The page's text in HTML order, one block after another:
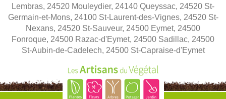
Lembras, 24520 Mouleydier, 24140 Queyssac, 24520 St-
Germain-et-Mons, 24100 St-Laurent-des-Vignes, 24520 St-
Nexans, 24520 St-Sauveur, 24500 Eymet, 24500
Fonroque, 24500 Razac-d'Eymet, 24500 Sadillac, 24500
St-Aubin-de-Cadelech, 24500 St-Capraise-d'Eymet